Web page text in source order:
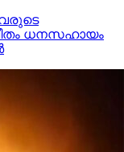
ധനസഹായം